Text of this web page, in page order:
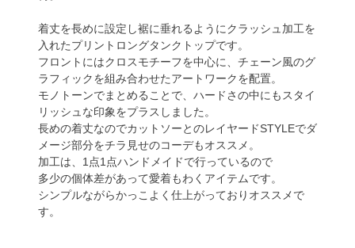
着丈を長めに設定し裾に垂れるようにクラッシュ加工を
入れたプリントロングタンクトップです。
フロントにはクロスモチーフを中心に、チェーン風のグ
ラフィックを組み合わせたアートワークを配置。
モノトーンでまとめることで、ハードさの中にもスタイ
リッシュな印象をプラスしました。
長めの着丈なのでカットソーとのレイヤードSTYLEでダ
メージ部分をチラ見せのコーデもオススメ。
加工は、1点1点ハンドメイドで行っているので
多少の個体差があって愛着もわくアイテムです。
シンプルながらかっこよく仕上がっておりオススメで
す。